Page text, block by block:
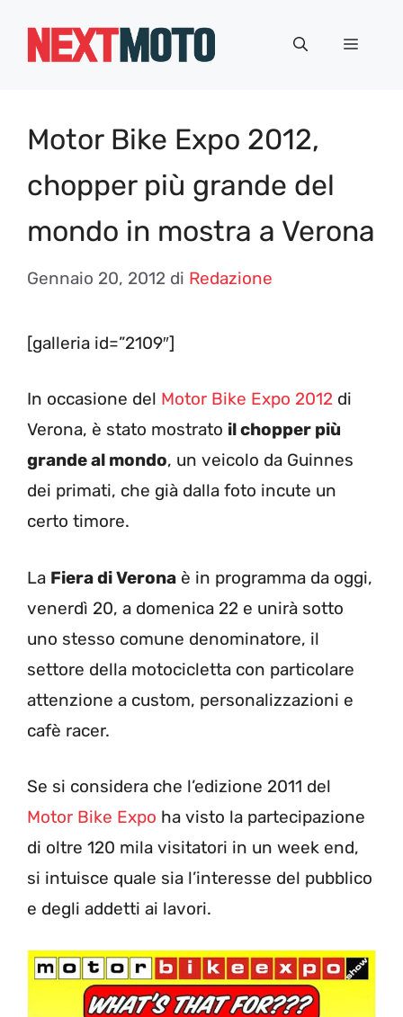
Menu
Motor Bike Expo 2012,
chopper più grande del
mondo in mostra a Verona
Gennaio 20, 2012 di Redazione
[galleria id=”2109″]
In occasione del Motor Bike Expo 2012 di
Verona, è stato mostrato il chopper più
grande al mondo, un veicolo da Guinnes
dei primati, che già dalla foto incute un
certo timore.
La Fiera di Verona è in programma da oggi,
venerdì 20, a domenica 22 e unirà sotto
uno stesso comune denominatore, il
settore della motocicletta con particolare
attenzione a custom, personalizzazioni e
cafè racer.
Se si considera che l’edizione 2011 del
Motor Bike Expo ha visto la partecipazione
di oltre 120 mila visitatori in un week end,
si intuisce quale sia l’interesse del pubblico
e degli addetti ai lavori.